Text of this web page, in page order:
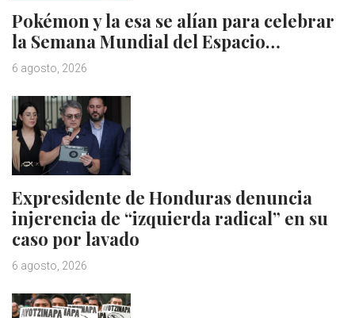
Pokémon y la esa se alían para celebrar
la Semana Mundial del Espacio…
6 agosto, 2026
Expresidente de Honduras denuncia
injerencia de “izquierda radical” en su
caso por lavado
6 agosto, 2026